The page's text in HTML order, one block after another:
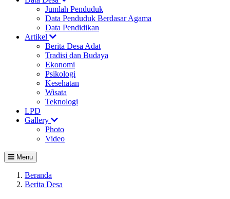
Jumlah Penduduk
Data Penduduk Berdasar Agama
Data Pendidikan
Artikel
Berita Desa Adat
Tradisi dan Budaya
Ekonomi
Psikologi
Kesehatan
Wisata
Teknologi
LPD
Gallery
Photo
Video
Menu
Beranda
Berita Desa